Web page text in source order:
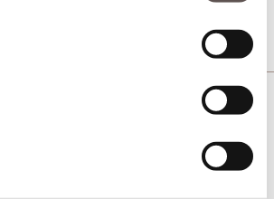
NDB901 Brons brons glas